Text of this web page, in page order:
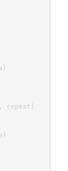
repeat)